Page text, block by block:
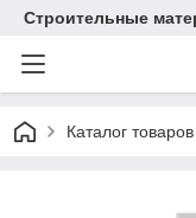
Строительные
Каталог товаров